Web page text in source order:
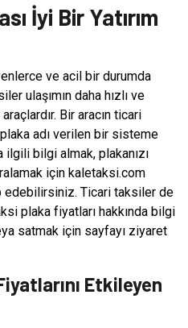
İyi Bir Yatırım
ve acil bir durumda
ulaşımın daha hızlı ve
Bir aracın ticari
adı verilen bir sisteme
ilgili bilgi almak, plakanızı
için kaletaksi.com
edebilirsiniz. Ticari taksiler de
plaka fiyatları hakkında bilgi
satmak için sayfayı ziyaret
Etkileyen